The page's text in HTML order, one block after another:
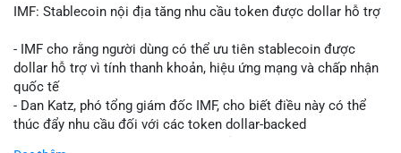
luận về Clearity Act.
💡 NHẬN ĐỊNH & KHUYẾN NGHỊ: Tâm lý ngắn hạn vẫn tiêu
cực do sợ hãi, nhưng xu hướng coin nhỏ và tin tức AI/NVIDA
có thể tạo cơ hội mua sớm. Cần theo dõi sự thay đổi trong
chính sách crypto Mỹ.
IMF: Stablecoin nội địa tăng nhu cầu token được dollar hỗ trợ
- IMF cho rằng người dùng có thể ưu tiên stablecoin được
dollar hỗ trợ vì tính thanh khoản, hiệu ứng mạng và chấp nhận
quốc tế
- Dan Katz, phó tổng giám đốc IMF, cho biết điều này có thể
thúc đẩy nhu cầu đối với các token dollar-backed